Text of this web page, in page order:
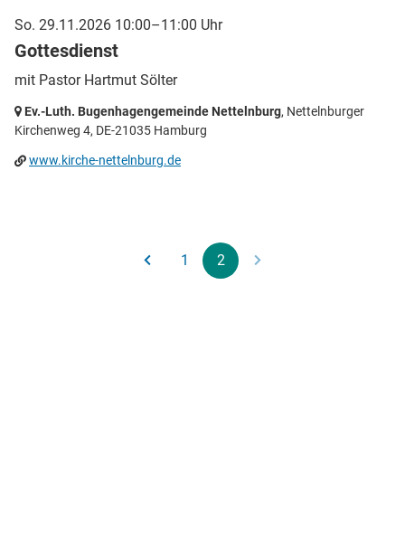
So. 29.11.2026 10:00–11:00 Uhr
Gottesdienst
mit Pastor Hartmut Sölter
Ev.-Luth. Bugenhagengemeinde Nettelnburg, Nettelnburger
Kirchenweg 4, DE-21035 Hamburg
www.kirche-nettelnburg.de
1 2